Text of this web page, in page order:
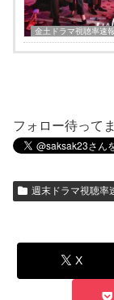
金土ドラマ視聴率速報
フォロー待って
週末ドラマ視聴率
X